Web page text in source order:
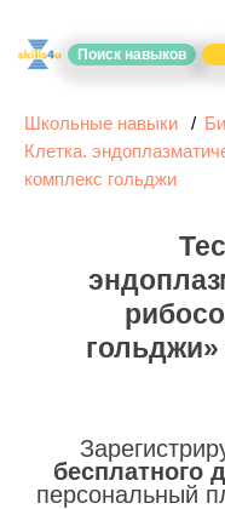
Поиск навыков
Школьные навыки
Клетка.
комплекс гольджи
гольджи»
бесплатного
персональный